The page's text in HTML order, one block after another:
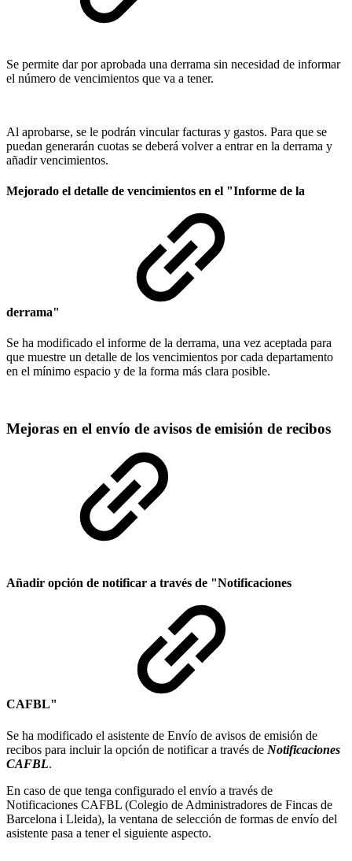
Se permite dar por aprobada una derrama sin necesidad de informar
el número de vencimientos que va a tener.
Al aprobarse, se le podrán vincular facturas y gastos. Para que se
puedan generarán cuotas se deberá volver a entrar en la derrama y
añadir vencimientos.
Mejorado el detalle de vencimientos en el "Informe de la
derrama"
Se ha modificado el informe de la derrama, una vez aceptada para
que muestre un detalle de los vencimientos por cada departamento
en el mínimo espacio y de la forma más clara posible.
Mejoras en el envío de avisos de emisión de recibos
Añadir opción de notificar a través de "Notificaciones
CAFBL"
Se ha modificado el asistente de Envío de avisos de emisión de
recibos para incluir la opción de notificar a través de Notificaciones
CAFBL.
En caso de que tenga configurado el envío a través de
Notificaciones CAFBL (Colegio de Administradores de Fincas de
Barcelona i Lleida), la ventana de selección de formas de envío del
asistente pasa a tener el siguiente aspecto.